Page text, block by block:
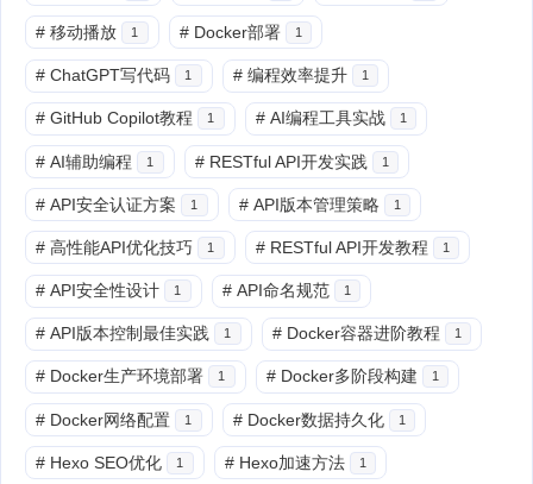
# 移动播放 1 # Docker部署 1
# ChatGPT写代码 1 # 编程效率提升 1
# GitHub Copilot教程 1 # AI编程工具实战 1
# AI辅助编程 1 # RESTful API开发实践 1
# API安全认证方案 1 # API版本管理策略 1
# 高性能API优化技巧 1 # RESTful API开发教程 1
# API安全性设计 1 # API命名规范 1
# API版本控制最佳实践 1 # Docker容器进阶教程 1
# Docker生产环境部署 1 # Docker多阶段构建 1
# Docker网络配置 1 # Docker数据持久化 1
# Hexo SEO优化 1 # Hexo加速方法 1